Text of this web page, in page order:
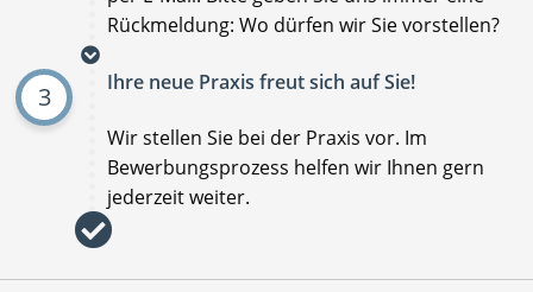
Rückmeldung: Wo dürfen wir Sie vorstellen?
3 Ihre neue Praxis freut sich auf Sie!
Wir stellen Sie bei der Praxis vor. Im
Bewerbungsprozess helfen wir Ihnen gern
jederzeit weiter.